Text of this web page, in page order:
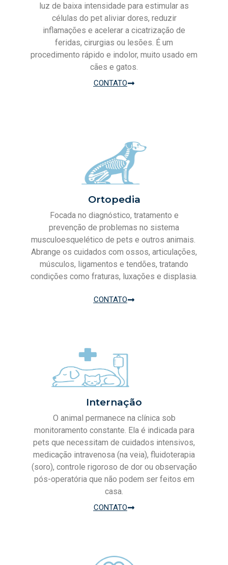
luz de baixa intensidade para estimular as
células do pet aliviar dores, reduzir
inflamações e acelerar a cicatrização de
feridas, cirurgias ou lesões. É um
procedimento rápido e indolor, muito usado em
cães e gatos.
CONTATO
Ortopedia
Focada no diagnóstico, tratamento e
prevenção de problemas no sistema
musculoesquelético de pets e outros animais.
Abrange os cuidados com ossos, articulações,
músculos, ligamentos e tendões, tratando
condições como fraturas, luxações e displasia.
CONTATO
Internação
O animal permanece na clínica sob
monitoramento constante. Ela é indicada para
pets que necessitam de cuidados intensivos,
medicação intravenosa (na veia), fluidoterapia
(soro), controle rigoroso de dor ou observação
pós-operatória que não podem ser feitos em
casa.
CONTATO